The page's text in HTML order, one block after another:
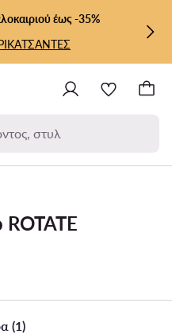
έως -35%
ΤΣΑΝΤΕΣ
στυλ
ROTATE
(1)